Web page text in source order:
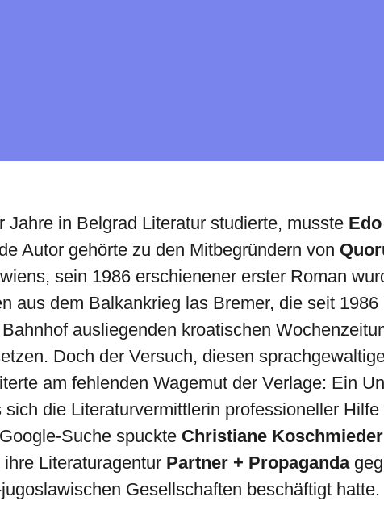
Jahre in Belgrad Literatur studierte, musste Edo
Autor gehörte zu den Mitbegründern von
sein 1986 erschienener erster Roman
aus dem Balkankrieg las Bremer, die seit 1986
ausliegenden kroatischen
Doch der Versuch, diesen
am fehlenden Wagemut der Verlage: Ein
die Literaturvermittlerin professioneller Hilfe
Suche spuckte Christiane Koschmieder
Literaturagentur Partner + Propaganda
Gesellschaften beschäftigt hatte.